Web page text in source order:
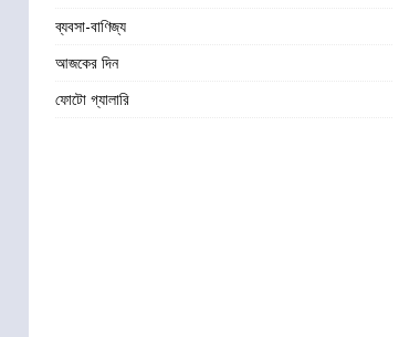
ব্যবসা-বাণিজ্য
আজকের দিন
ফোটো গ্যালারি